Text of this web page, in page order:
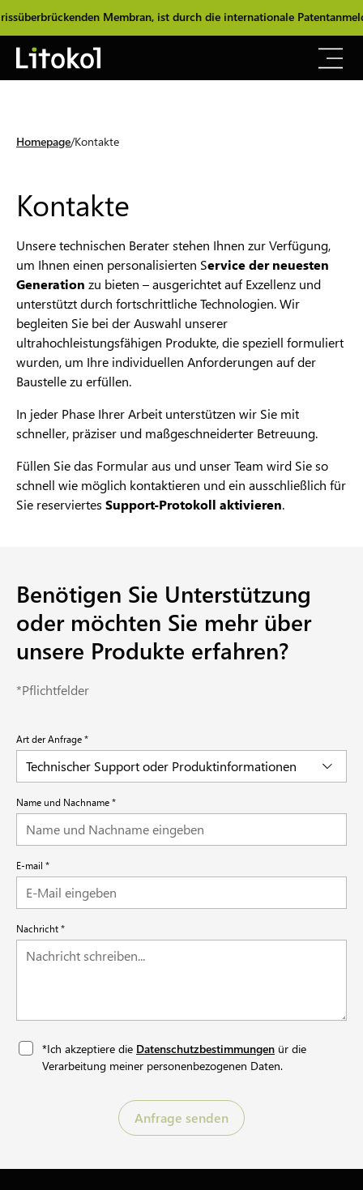
Membran, ist durch die internationale
Homepage Kontakte
Kontakte
Unsere technischen Berater stehen Ihnen zur Verfügung,
um Ihnen einen personalisierten Service der neuesten
Generation zu bieten – ausgerichtet auf Exzellenz und
unterstützt durch fortschrittliche Technologien. Wir
begleiten Sie bei der Auswahl unserer
ultrahochleistungsfähigen Produkte, die speziell formuliert
wurden, um Ihre individuellen Anforderungen auf der
Baustelle zu erfüllen.
In jeder Phase Ihrer Arbeit unterstützen wir Sie mit
schneller, präziser und maßgeschneiderter Betreuung.
Füllen Sie das Formular aus und unser Team wird Sie so
schnell wie möglich kontaktieren und ein ausschließlich für
Sie reserviertes Support-Protokoll aktivieren.
Benötigen Sie Unterstützung
oder möchten Sie mehr über
unsere Produkte erfahren?
*Pflichtfelder
Art der Anfrage
Technischer Support oder Produktinformationen
Name und Nachname
E-mail
Nachricht
*Ich akzeptiere die Datenschutzbestimmungen ür die
Verarbeitung meiner personenbezogenen Daten.
Anfrage senden